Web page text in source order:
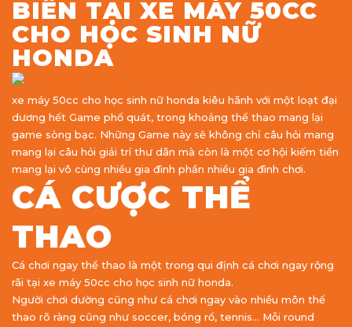
BIẾN TẠI XE MÁY 50CC
CHO HỌC SINH NỮ
HONDA
xe máy 50cc cho học sinh nữ honda kiêu hãnh với một loạt đại
dương hết Game phổ quát, trong khoảng thể thao mang lại
game sòng bạc. Những Game này sẽ không chỉ câu hỏi mang
mang lại câu hỏi giải trí thư dãn mà còn là một cơ hội kiếm tiền
mang lại vô cùng nhiều gia đình phần nhiều gia đình chơi.
CÁ CƯỢC THỂ
THAO
Cá chơi ngay thể thao là một trong qui định cá chơi ngay rộng
rãi tại xe máy 50cc cho học sinh nữ honda.
Người chơi dường cũng như cá chơi ngay vào nhiều môn thể
thao rõ ràng cũng như soccer, bóng rổ, tennis… Mỗi round